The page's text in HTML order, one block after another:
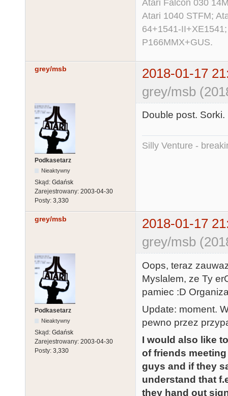
Atari Falcon 030
Atari 1040 STFM;
64+1541-
P166MMX+GUS.
grey/msb
2018-01-17
grey/msb
Podkasetarz
Nieaktywny
Skąd: Gdańsk
Zarejestrowany: 2003-04-30
Posty: 3,330
Double post.
Silly Venture -
grey/msb
2018-01-17
grey/msb
Podkasetarz
Nieaktywny
Skąd: Gdańsk
Zarejestrowany: 2003-04-30
Posty: 3,330
Oops, teraz
Myslalem, ze Ty
pamiec :D
Update: moment.
pewno przez
I would also like
of friends
guys and if they
understand that
they hand out